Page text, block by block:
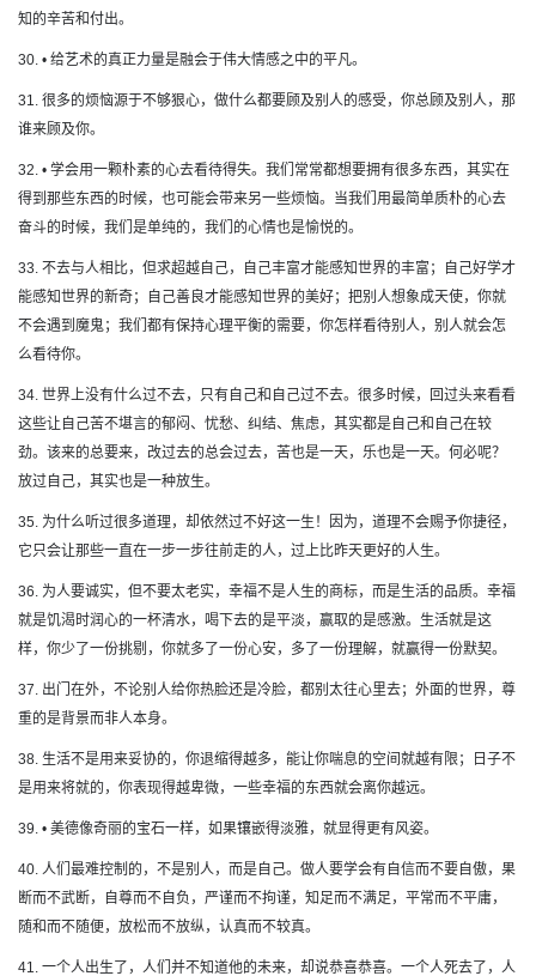
知的辛苦和付出。
30. • 给艺术的真正力量是融会于伟大情感之中的平凡。
31. 很多的烦恼源于不够狠心，做什么都要顾及别人的感受，你总顾及别人，那
谁来顾及你。
32. • 学会用一颗朴素的心去看待得失。我们常常都想要拥有很多东西，其实在
得到那些东西的时候，也可能会带来另一些烦恼。当我们用最简单质朴的心去
奋斗的时候，我们是单纯的，我们的心情也是愉悦的。
33. 不去与人相比，但求超越自己，自己丰富才能感知世界的丰富；自己好学才
能感知世界的新奇；自己善良才能感知世界的美好；把别人想象成天使，你就
不会遇到魔鬼；我们都有保持心理平衡的需要，你怎样看待别人，别人就会怎
么看待你。
34. 世界上没有什么过不去，只有自己和自己过不去。很多时候，回过头来看看
这些让自己苦不堪言的郁闷、忧愁、纠结、焦虑，其实都是自己和自己在较
劲。该来的总要来，改过去的总会过去，苦也是一天，乐也是一天。何必呢？
放过自己，其实也是一种放生。
35. 为什么听过很多道理，却依然过不好这一生！因为，道理不会赐予你捷径，
它只会让那些一直在一步一步往前走的人，过上比昨天更好的人生。
36. 为人要诚实，但不要太老实，幸福不是人生的商标，而是生活的品质。幸福
就是饥渴时润心的一杯清水，喝下去的是平淡，赢取的是感激。生活就是这
样，你少了一份挑剔，你就多了一份心安，多了一份理解，就赢得一份默契。
37. 出门在外，不论别人给你热脸还是冷脸，都别太往心里去；外面的世界，尊
重的是背景而非人本身。
38. 生活不是用来妥协的，你退缩得越多，能让你喘息的空间就越有限；日子不
是用来将就的，你表现得越卑微，一些幸福的东西就会离你越远。
39. • 美德像奇丽的宝石一样，如果镶嵌得淡雅，就显得更有风姿。
40. 人们最难控制的，不是别人，而是自己。做人要学会有自信而不要自傲，果
断而不武断，自尊而不自负，严谨而不拘谨，知足而不满足，平常而不平庸，
随和而不随便，放松而不放纵，认真而不较真。
41. 一个人出生了，人们并不知道他的未来，却说恭喜恭喜。一个人死去了，人